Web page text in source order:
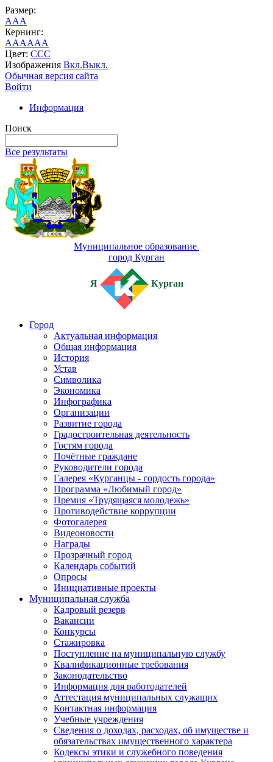
Размер:
AAA
Кернинг:
AAAAAA
Цвет: CCC
Изображения Вкл.Выкл.
Обычная версия сайта
Войти
Информация
Поиск
Все результаты
Муниципальное образование
город Курган
Я Курган
Город
Актуальная информация
Общая информация
История
Устав
Символика
Экономика
Инфографика
Организации
Развитие города
Градостроительная деятельность
Гостям города
Почётные граждане
Руководители города
Галерея «Курганцы - гордость города»
Программа «Любимый город»
Премия «Трудящаяся молодежь»
Противодействие коррупции
Фотогалерея
Видеоновости
Награды
Прозрачный город
Календарь событий
Опросы
Инициативные проекты
Муниципальная служба
Кадровый резерв
Вакансии
Конкурсы
Стажировка
Поступление на муниципальную службу
Квалификационные требования
Законодательство
Информация для работодателей
Аттестация муниципальных служащих
Контактная информация
Учебные учреждения
Сведения о доходах, расходах, об имуществе и
обязательствах имущественного характера
Кодексы этики и служебного поведения